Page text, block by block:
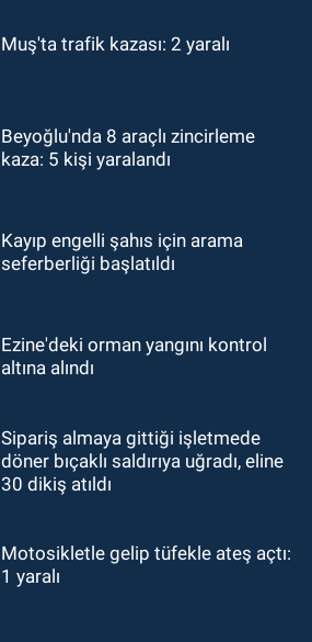
Muş'ta trafik kazası: 2 yaralı
Beyoğlu'nda 8 araçlı zincirleme
kaza: 5 kişi yaralandı
Kayıp engelli şahıs için arama
seferberliği başlatıldı
Ezine'deki orman yangını kontrol
altına alındı
Sipariş almaya gittiği işletmede
döner bıçaklı saldırıya uğradı, eline
30 dikiş atıldı
Motosikletle gelip tüfekle ateş açtı:
1 yaralı